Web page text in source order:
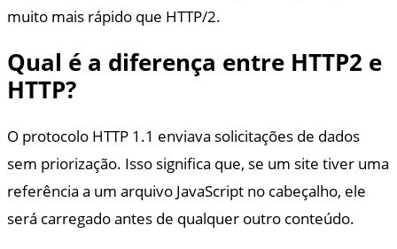
muito mais rápido que HTTP/2.
Qual é a diferença entre HTTP2 e
HTTP?
O protocolo HTTP 1.1 enviava solicitações de dados
sem priorização. Isso significa que, se um site tiver uma
referência a um arquivo JavaScript no cabeçalho, ele
será carregado antes de qualquer outro conteúdo.